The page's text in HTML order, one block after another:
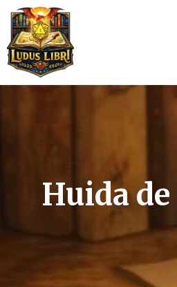
Saltar
al
contenido
Huida